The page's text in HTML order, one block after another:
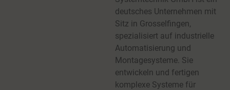
deutsches Unternehmen mit
Sitz in Grosselfingen,
spezialisiert auf industrielle
Automatisierung und
Montagesysteme. Sie
entwickeln und fertigen
komplexe Systeme für